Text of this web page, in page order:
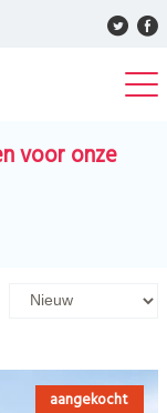
voor onze
aangekocht